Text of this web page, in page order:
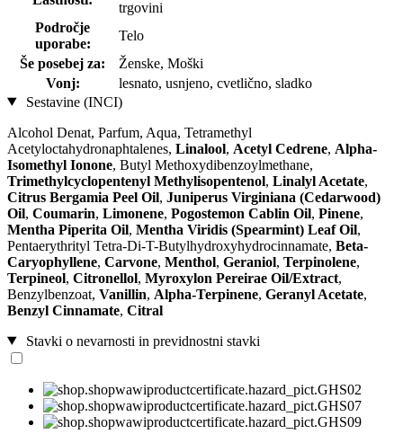
trgovini
Področje
uporabe:
Telo
Še posebej za:
Ženske, Moški
Vonj:
lesnato, usnjeno, cvetlično, sladko
Sestavine (INCI)
Alcohol Denat, Parfum, Aqua, Tetramethyl
Acetyloctahydronaphtalenes, Linalool, Acetyl Cedrene, Alpha-
Isomethyl Ionone, Butyl Methoxydibenzoylmethane,
Trimethylcyclopentenyl Methylisopentenol, Linalyl Acetate,
Citrus Bergamia Peel Oil, Juniperus Virginiana (Cedarwood)
Oil, Coumarin, Limonene, Pogostemon Cablin Oil, Pinene,
Mentha Piperita Oil, Mentha Viridis (Spearmint) Leaf Oil,
Pentaerythrityl Tetra-Di-T-Butylhydroxyhydrocinnamate, Beta-
Caryophyllene, Carvone, Menthol, Geraniol, Terpinolene,
Terpineol, Citronellol, Myroxylon Pereirae Oil/Extract,
Benzylbenzoat, Vanillin, Alpha-Terpinene, Geranyl Acetate,
Benzyl Cinnamate, Citral
Stavki o nevarnosti in previdnostni stavki